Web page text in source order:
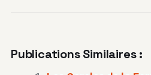
Publications Similaires :